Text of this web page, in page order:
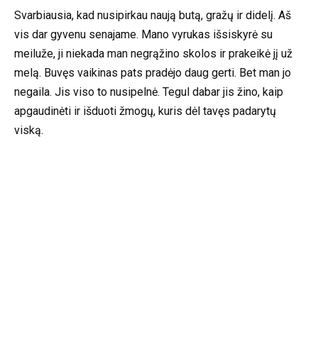
Svarbiausia, kad nusipirkau naują butą, gražų ir didelį. Aš
vis dar gyvenu senajame. Mano vyrukas išsiskyrė su
meiluže, ji niekada man negrąžino skolos ir prakeikė jį už
melą. Buvęs vaikinas pats pradėjo daug gerti. Bet man jo
negaila. Jis viso to nusipelnė. Tegul dabar jis žino, kaip
apgaudinėti ir išduoti žmogų, kuris dėl tavęs padarytų
viską.